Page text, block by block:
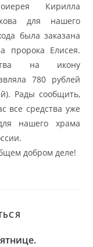
Кирилла
для нашего
была заказана
пророка Елисея.
на икону
780 рублей
Рады сообщить,
все средства уже
нашего храма
добром деле!